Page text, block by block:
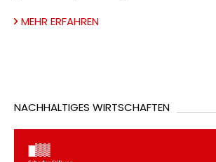
MEHR ERFAHREN
NACHHALTIGES WIRTSCHAFTEN